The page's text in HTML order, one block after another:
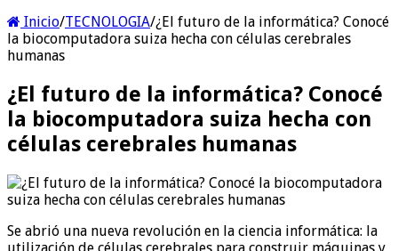
Inicio/TECNOLOGIA/¿El futuro de la informática? Conocé
la biocomputadora suiza hecha con células cerebrales
humanas
¿El futuro de la informática? Conocé
la biocomputadora suiza hecha con
células cerebrales humanas
Se abrió una nueva revolución en la ciencia informática: la
utilización de células cerebrales para construir máquinas y